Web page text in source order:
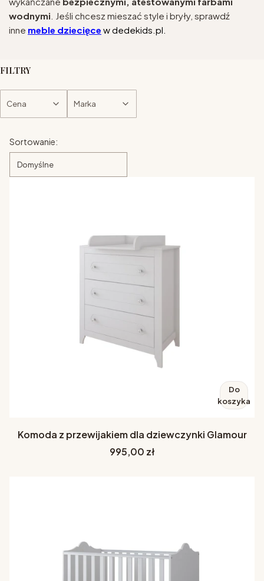
wodnymi . Jeśli chcesz mieszać style i bryły, sprawdź
inne meble dziecięce w dedekids.pl.
FILTRY
Cena Marka
Lista produktów
Sortowanie:
Domyślne
Do
koszyka
Komoda z przewijakiem dla dziewczynki Glamour
Cena
995,00 zł